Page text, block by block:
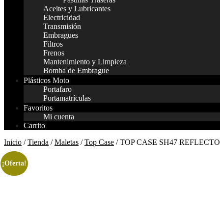
Aceites y Lubricantes
Electricidad
Transmisión
Embragues
Filtros
Frenos
Mantenimiento y Limpieza
Bomba de Embrague
Plásticos Moto
Portafaro
Portamatrículas
Favoritos
Mi cuenta
Carrito
Inicio /Tienda /Maletas /Top Case / TOP CASE SH47
¡Oferta!